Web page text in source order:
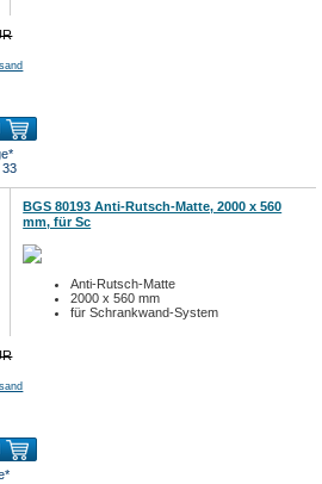
33
BGS 80193 Anti-Rutsch-Matte, 2000 x 560
mm, für Sc
Anti-Rutsch-Matte
2000 x 560 mm
für Schrankwand-System